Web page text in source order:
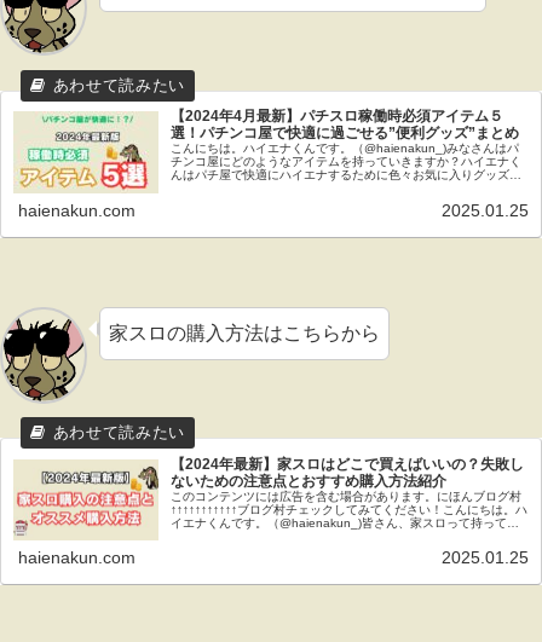
【2024年4月最新】パチスロ稼働時必須アイテム５
選！パチンコ屋で快適に過ごせる”便利グッズ”まとめ
こんにちは。ハイエナくんです。（@haienakun_)みなさんはパ
チンコ屋にどのようなアイテムを持っていきますか？ハイエナく
んはパチ屋で快適にハイエナするために色々お気に入りグッズを
haienakun.com 2025.01.25
家スロの購入方法はこちらから
【2024年最新】家スロはどこで買えばいいの？失敗し
ないための注意点とおすすめ購入方法紹介
このコンテンツには広告を含む場合があります。にほんブログ村
↑↑↑↑↑↑↑↑↑↑↑ブログ村チェックしてみてください！こんにちは。ハ
イエナくんです。（@haienakun_)皆さん、家スロって持ってま
haienakun.com 2025.01.25